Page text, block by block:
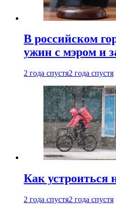
В российском
ужин с мэром и
2 года спустя2 года спустя
Как устроиться
2 года спустя2 года спустя